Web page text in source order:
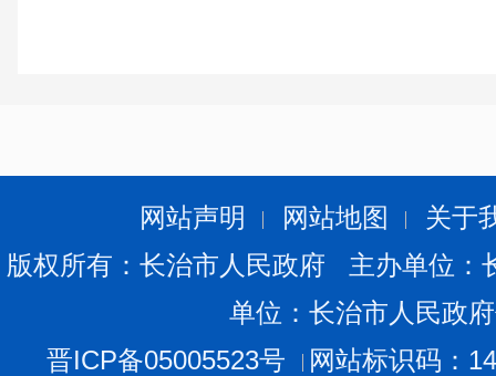
网站声明 网站地图
关于
版权所有：长治市人民政府 主办单位
单位：长治市人民政
晋ICP备05005523号
网站标识码：